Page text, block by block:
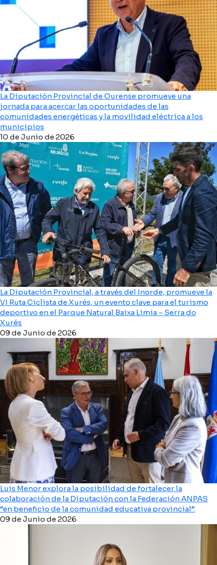
La Diputación Provincial de Ourense promueve una
jornada para acercar las oportunidades de las
comunidades energéticas y la movilidad eléctrica a los
municipios
10 de Junio de 2026
La Diputación Provincial, a través del Inorde, promueve la
VI Ruta Ciclista de Xurés, un evento clave para el turismo
deportivo en el Parque Natural Baixa Limia – Serra do
Xurés
09 de Junio de 2026
Luis Menor explora la posibilidad de fortalecer la
colaboración de la Diputación con la Federación ANPAS
“en beneficio de la comunidad educativa provincial”.
09 de Junio de 2026